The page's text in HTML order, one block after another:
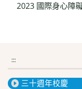
2023 國際身心障
:::
三十週年校慶